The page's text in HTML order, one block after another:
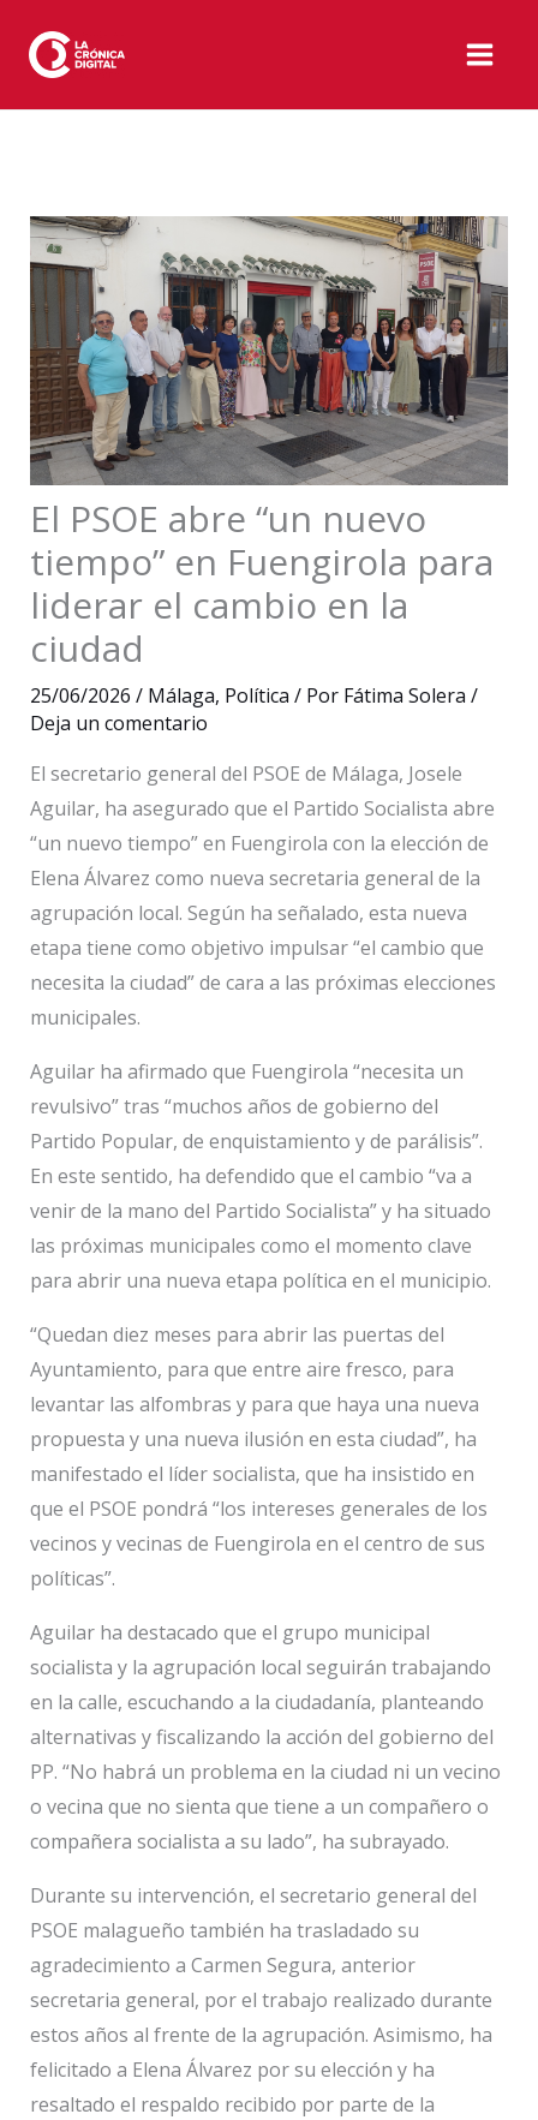
contenido
El PSOE abre “un nuevo
tiempo” en Fuengirola para
liderar el cambio en la
ciudad
25/06/2026 / Málaga, Política / Por Fátima Solera /
Deja un comentario
El secretario general del PSOE de Málaga, Josele
Aguilar, ha asegurado que el Partido Socialista abre
“un nuevo tiempo” en Fuengirola con la elección de
Elena Álvarez como nueva secretaria general de la
agrupación local. Según ha señalado, esta nueva
etapa tiene como objetivo impulsar “el cambio que
necesita la ciudad” de cara a las próximas elecciones
municipales.
Aguilar ha afirmado que Fuengirola “necesita un
revulsivo” tras “muchos años de gobierno del
Partido Popular, de enquistamiento y de parálisis”.
En este sentido, ha defendido que el cambio “va a
venir de la mano del Partido Socialista” y ha situado
las próximas municipales como el momento clave
para abrir una nueva etapa política en el municipio.
“Quedan diez meses para abrir las puertas del
Ayuntamiento, para que entre aire fresco, para
levantar las alfombras y para que haya una nueva
propuesta y una nueva ilusión en esta ciudad”, ha
manifestado el líder socialista, que ha insistido en
que el PSOE pondrá “los intereses generales de los
vecinos y vecinas de Fuengirola en el centro de sus
políticas”.
Aguilar ha destacado que el grupo municipal
socialista y la agrupación local seguirán trabajando
en la calle, escuchando a la ciudadanía, planteando
alternativas y fiscalizando la acción del gobierno del
PP. “No habrá un problema en la ciudad ni un vecino
o vecina que no sienta que tiene a un compañero o
compañera socialista a su lado”, ha subrayado.
Durante su intervención, el secretario general del
PSOE malagueño también ha trasladado su
agradecimiento a Carmen Segura, anterior
secretaria general, por el trabajo realizado durante
estos años al frente de la agrupación. Asimismo, ha
felicitado a Elena Álvarez por su elección y ha
resaltado el respaldo recibido por parte de la